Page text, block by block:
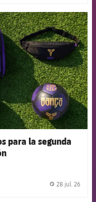
badge
para la segunda
28 jul. 26